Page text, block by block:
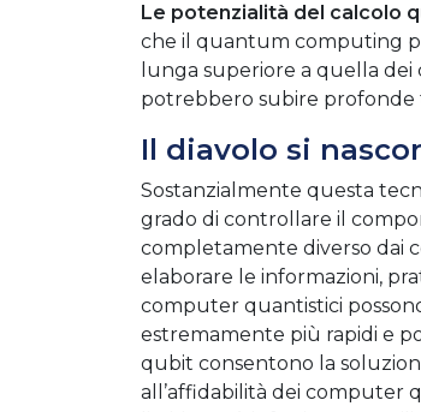
Le potenzialità del calcolo
che il quantum computing
lunga superiore a quella
potrebbero subire profonde
Il diavolo si
Sostanzialmente questa
grado di controllare il
completamente diverso dai
elaborare le informazioni,
computer quantistici possono
estremamente più rapidi e
qubit consentono la
all’affidabilità dei computer